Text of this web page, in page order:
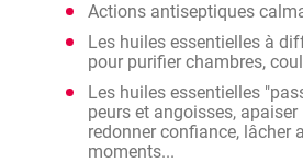
Actions antiseptiques
Les huiles essentielles à
pour purifier chambres,
Les huiles essentielles
peurs et angoisses,
redonner confiance, lâcher
moments...